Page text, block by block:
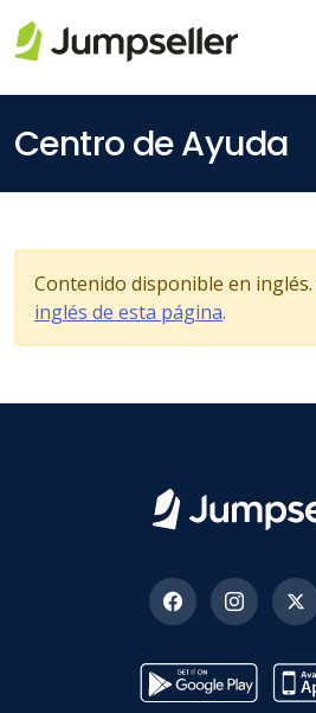
Centro de Ayuda
Contenido disponible en inglés.
inglés de esta página.